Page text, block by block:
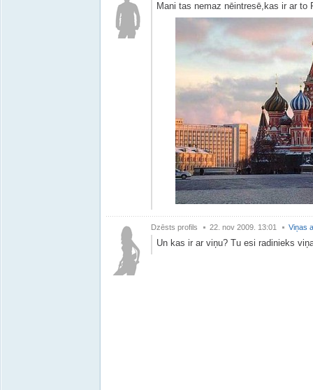
Mani tas nemaz nēintresē,kas ir ar to
Dzēsts profils 22. nov 2009. 13:01 Viņas
Un kas ir ar viņu? Tu esi radinieks